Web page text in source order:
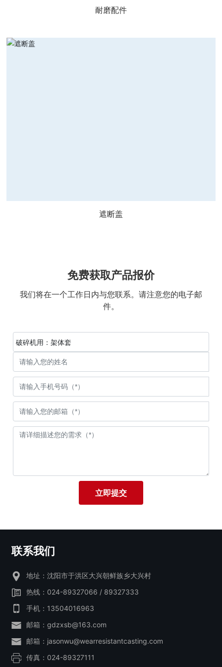
耐磨配件
遮断盖
免费获取产品报价
我们将在一个工作日内与您联系。请注意您的电子邮
件。
破碎机用：架体套
立即提交
联系我们
地址：沈阳市于洪区大兴朝鲜族乡大兴村
热线： 024-89327066 / 89327333
手机： 13504016963
邮箱：gdzxsb@163.com
邮箱： jasonwu@wearresistantcasting.com
传真： 024-89327111